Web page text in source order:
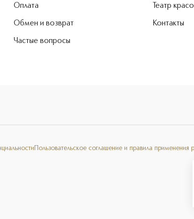
Оплата
Обмен и возврат
Частые вопросы
Театр
Контакты
Пользовательское соглашение и правила применения